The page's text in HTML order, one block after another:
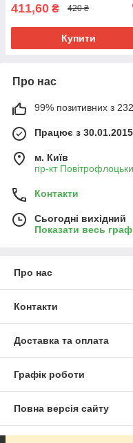
411,60 ₴ 420 ₴
Купити
Про нас
99% позитивних з 232
Працює з 30.01.2015
м. Київ
пр-кт
Контакти
Сьогодні вихідний
Показати весь
Про нас
Контакти
Доставка та оплата
Графік роботи
Повна версія сайту